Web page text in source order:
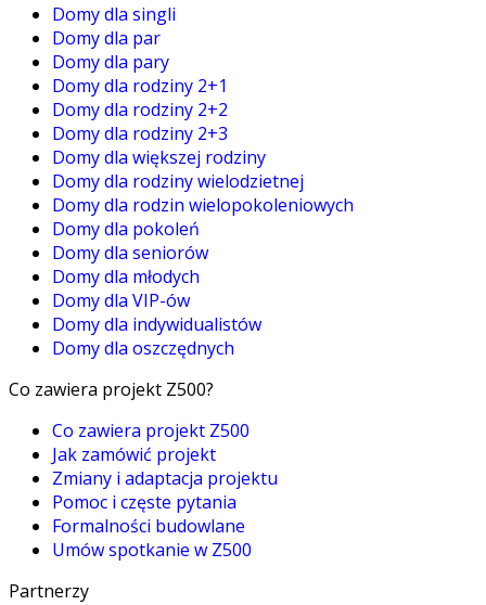
Domy dla singli
Domy dla par
Domy dla pary
Domy dla rodziny 2+1
Domy dla rodziny 2+2
Domy dla rodziny 2+3
Domy dla większej rodziny
Domy dla rodziny wielodzietnej
Domy dla rodzin wielopokoleniowych
Domy dla pokoleń
Domy dla seniorów
Domy dla młodych
Domy dla VIP-ów
Domy dla indywidualistów
Domy dla oszczędnych
Co zawiera projekt Z500?
Co zawiera projekt Z500
Jak zamówić projekt
Zmiany i adaptacja projektu
Pomoc i częste pytania
Formalności budowlane
Umów spotkanie w Z500
Partnerzy